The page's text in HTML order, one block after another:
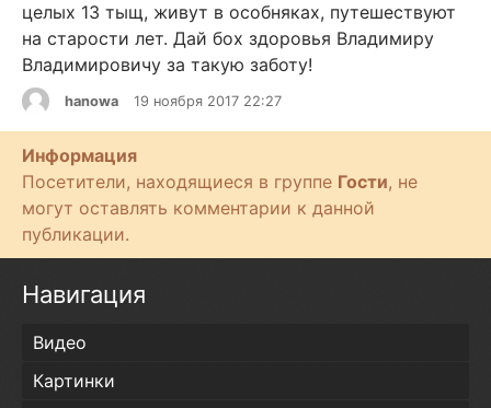
целых 13 тыщ, живут в особняках, путешествуют
на старости лет. Дай бох здоровья Владимиру
Владимировичу за такую заботу!
hanowa 19 ноября 2017 22:27
Информация
Посетители, находящиеся в группе Гости, не
могут оставлять комментарии к данной
публикации.
Навигация
Видео
Картинки